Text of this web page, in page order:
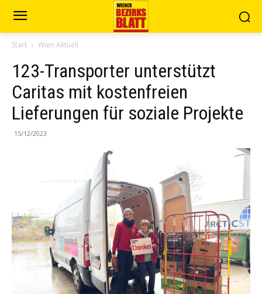
Start Wien Aktuell
123-Transporter unterstützt
Caritas mit kostenfreien
Lieferungen für soziale Projekte
15/12/2023